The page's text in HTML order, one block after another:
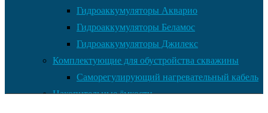
Гидроаккумуляторы Акварио
Гидроаккумуляторы Беламос
Гидроаккумуляторы Джилекс
Комплектующие для обустройства скважины
Саморегулирующий нагревательный кабель
Накопительные ёмкости